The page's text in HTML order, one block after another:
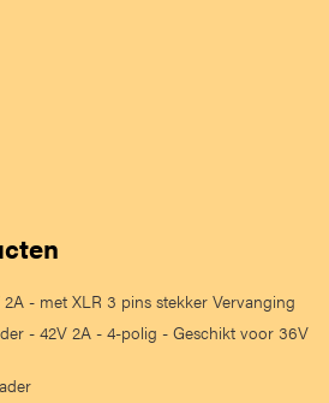
- met XLR 3 pins stekker Vervanging
- 42V 2A - 4-polig - Geschikt voor 36V